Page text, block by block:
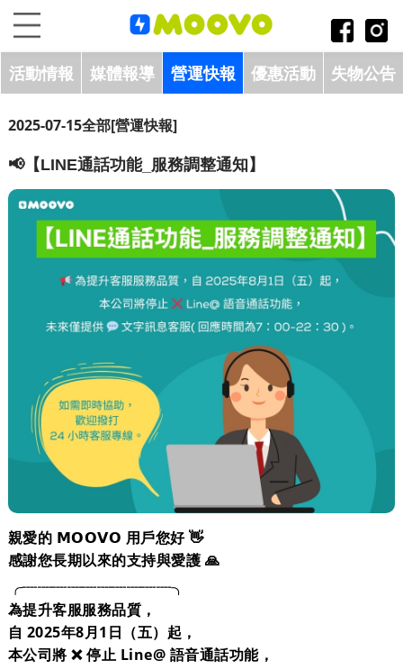
跳到主要內容區塊
活動情報 媒體報導 營運快報 優惠活動 失物公告
2025-07-15全部[營運快報]
📢【LINE通話功能_服務調整通知】
親愛的 𝗠𝗢𝗢𝗩𝗢 用戶您好 👋
感謝您長期以來的支持與愛護 🙏
╭┈┈┈┈┈┈┈┈┈┈╮
為提升客服服務品質，
自 2025年8月1日（五）起，
本公司將 ❌ 停止 Line@ 語音通話功能，